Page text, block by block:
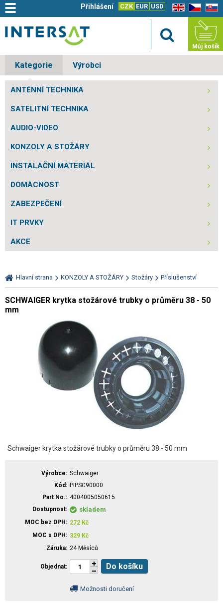
EN CZ SK
CZK EUR USD
Přihlášení
Můj košík
Kategorie Výrobci
ANTÉNNÍ TECHNIKA
SATELITNÍ TECHNIKA
AUDIO-VIDEO
KONZOLY A STOŽÁRY
INSTALAČNÍ MATERIÁL
DOMÁCNOST
ZABEZPEČENÍ
IT PRVKY
AKCE
Hlavní strana KONZOLY A STOŽÁRY Stožáry Příslušenství
SCHWAIGER krytka stožárové trubky o průměru 38 - 50
mm
Schwaiger krytka stožárové trubky o průměru 38 - 50 mm
Výrobce
Schwaiger
Kód
PIPSC90000
Part No.
4004005050615
Dostupnost
skladem
MOC bez DPH 272 Kč
MOC s DPH
329 Kč
Záruka 24 Měsíců
Objednat Do košíku
Možnosti doručení